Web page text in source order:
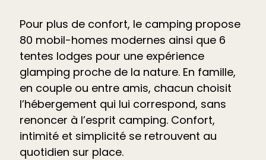
Pour plus de confort, le camping propose
80 mobil-homes modernes ainsi que 6
tentes lodges pour une expérience
glamping proche de la nature. En famille,
en couple ou entre amis, chacun choisit
l’hébergement qui lui correspond, sans
renoncer à l’esprit camping. Confort,
intimité et simplicité se retrouvent au
quotidien sur place.